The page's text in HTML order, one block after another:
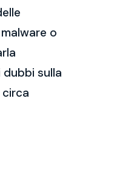
o
sulla